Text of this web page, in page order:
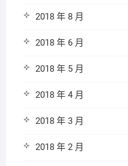
2018 年 8 月
2018 年 6 月
2018 年 5 月
2018 年 4 月
2018 年 3 月
2018 年 2 月